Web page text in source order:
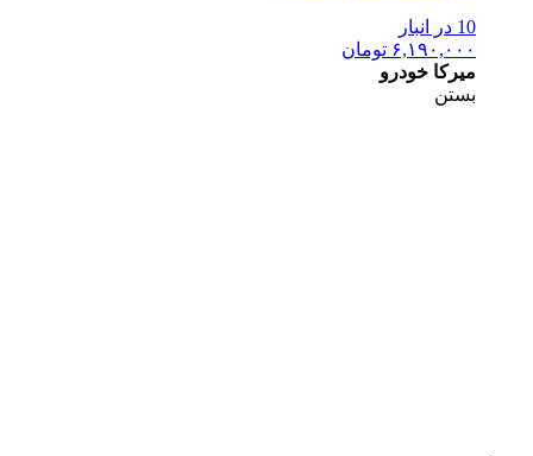
10 در انبار
۶,۱۹۰,۰۰۰ تومان
میرکا خودرو
بستن